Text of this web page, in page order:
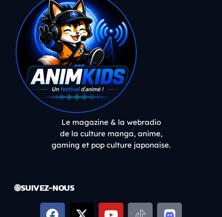
Le magazine & la webradio
de la culture manga, anime,
gaming et pop culture japonaise.
🌐 SUIVEZ-NOUS